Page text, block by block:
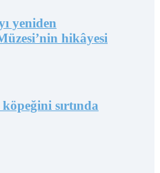
yeniden
hikâyesi
sırtında